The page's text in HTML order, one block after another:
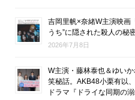
吉岡里帆×奈緒W主演映画
うち”に隠された殺人の秘
2026年7月8日
W主演・藤林泰也＆ゆい
笑秘話。AKB48小栗有以
ドラマ『ドライな同期の